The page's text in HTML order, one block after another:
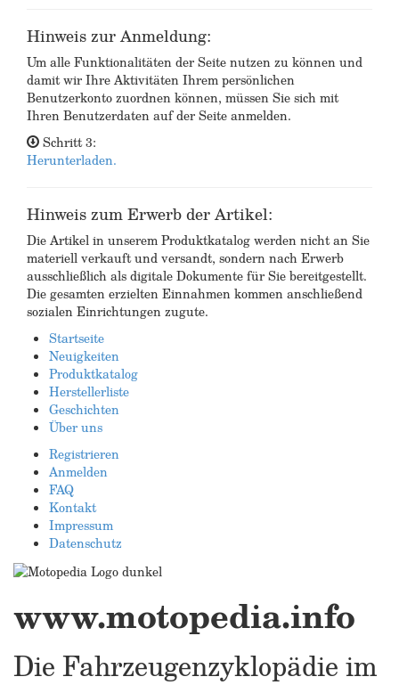
Hinweis zur Anmeldung:
Um alle Funktionalitäten der Seite nutzen zu können und
damit wir Ihre Aktivitäten Ihrem persönlichen
Benutzerkonto zuordnen können, müssen Sie sich mit
Ihren Benutzerdaten auf der Seite anmelden.
Schritt 3:
Herunterladen.
Hinweis zum Erwerb der Artikel:
Die Artikel in unserem Produktkatalog werden nicht an Sie
materiell verkauft und versandt, sondern nach Erwerb
ausschließlich als digitale Dokumente für Sie bereitgestellt.
Die gesamten erzielten Einnahmen kommen anschließend
sozialen Einrichtungen zugute.
Startseite
Neuigkeiten
Produktkatalog
Herstellerliste
Geschichten
Über uns
Registrieren
Anmelden
FAQ
Kontakt
Impressum
Datenschutz
www.motopedia.info
Die Fahrzeugenzyklopädie im